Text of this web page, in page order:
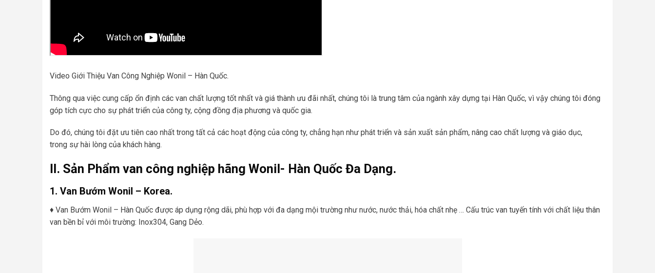
Video Giới Thiệu Van Công Nghiệp Wonil – Hàn Quốc.
Thông qua việc cung cấp ổn định các van chất lượng tốt nhất và giá thành ưu đãi nhất, chúng tôi là trung tâm của ngành xây dựng tại Hàn Quốc, vì vậy chúng tôi đóng
góp tích cực cho sự phát triển của công ty, cộng đồng địa phương và quốc gia.
Do đó, chúng tôi đặt ưu tiên cao nhất trong tất cả các hoạt động của công ty, chẳng hạn như phát triển và sản xuất sản phẩm, nâng cao chất lượng và giáo dục,
trong sự hài lòng của khách hàng.
II. Sản Phẩm van công nghiệp hãng Wonil- Hàn Quốc Đa Dạng.
1. Van Bướm Wonil – Korea.
♦ Van Bướm Wonil – Hàn Quốc được áp dụng rộng dãi, phù hợp với đa dạng mội trường như nước, nước thải, hóa chất nhẹ … Cấu trúc van tuyến tính với chất liệu thân
van bền bỉ với môi trường: Inox304, Gang Dẻo.